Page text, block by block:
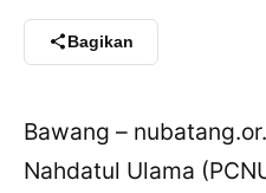
Bagikan
Bawang –
Nahdatul Ulama